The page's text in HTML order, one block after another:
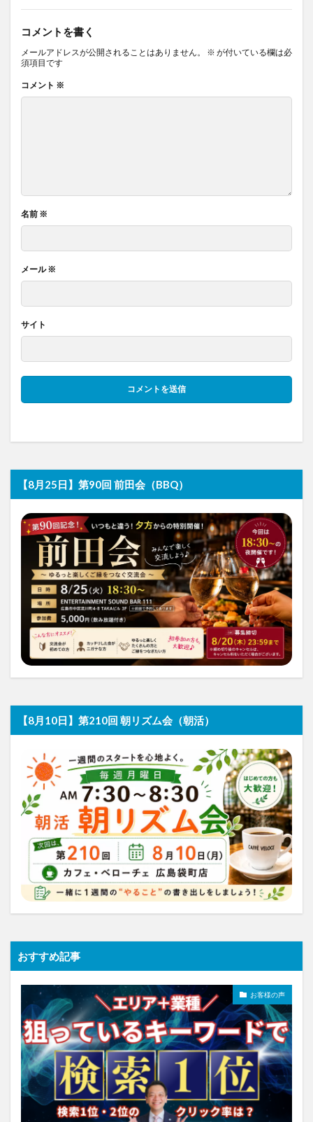
コメントを書く
メールアドレスが公開されることはありません。 ※ が付いている欄は必
須項目です
コメント ※
名前 ※
メール※
サイト
【8月25日】第90回 前田会（BBQ）
【8月10日】第210回 朝リズム会（朝活）
おすすめ記事
お客様の声